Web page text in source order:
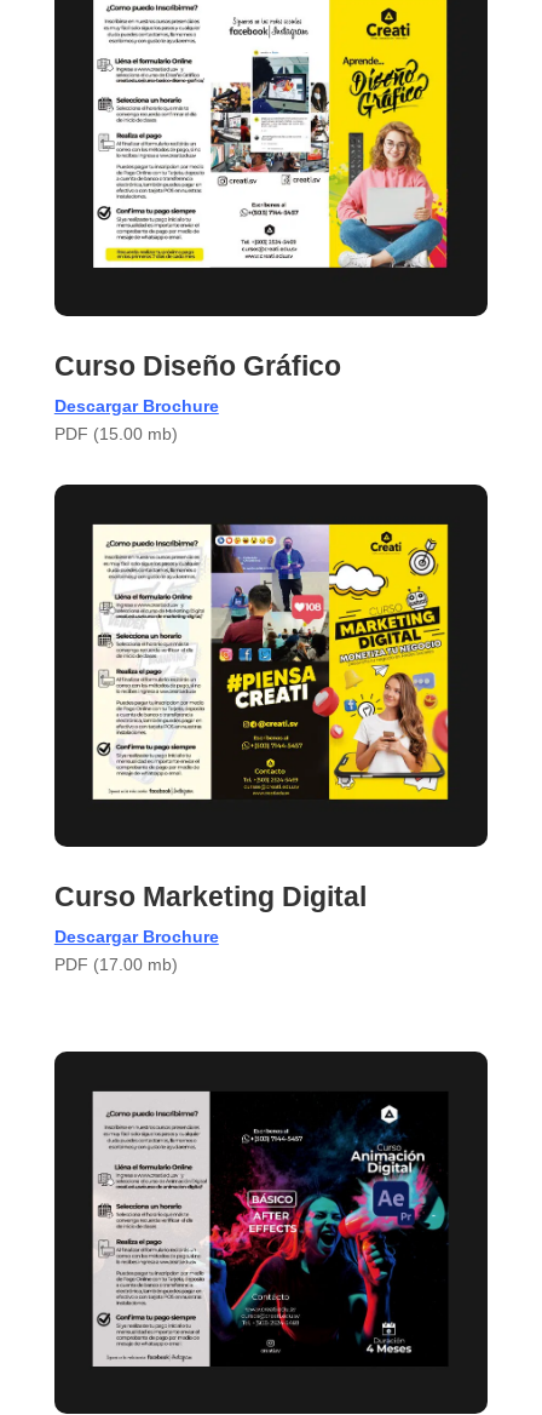
Curso Diseño Gráfico
Descargar Brochure
PDF (15.00 mb)
Curso Marketing Digital
Descargar Brochure
PDF (17.00 mb)